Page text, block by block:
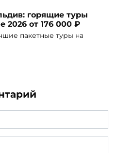
горящие туры
2026 от 176 000 ₽
пакетные туры на